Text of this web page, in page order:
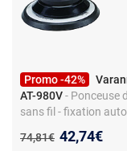
Promo -42%
AT-980V- Ponceuse
sans fil - fixation
intégré - 10000 tr/min
Ancien prix :
74,81€ Nouveau
42,74€